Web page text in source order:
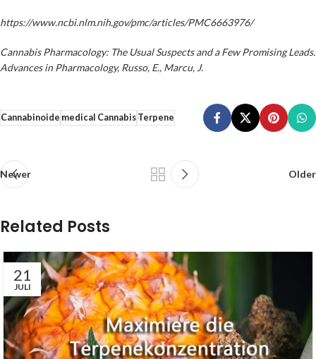
https://www.ncbi.nlm.nih.gov/pmc/articles/PMC6663976/
Cannabis Pharmacology: The Usual Suspects and a Few Promising Leads.
Advances in Pharmacology, Russo, E., Marcu, J.
Cannabinoide medical CannabisTerpene
Newer Older
Related Posts
21
JULI